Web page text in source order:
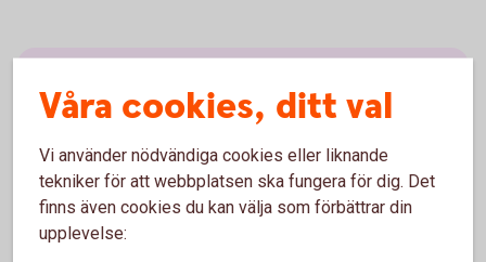
Fyra tips från vår
hållbarhetsekonom
Bestäm vad som är rättvist för er
Ska ni ha gemensam, delad eller en egen
Våra cookies, ditt val
Vi använder nödvändiga cookies eller liknande
tekniker för att webbplatsen ska fungera för dig. Det
finns även cookies du kan välja som förbättrar din
upplevelse: